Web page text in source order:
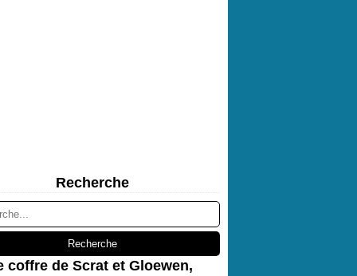
Recherche
coffre de Scrat et Gloewen,